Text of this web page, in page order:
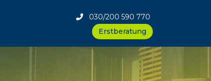
030/200 590 770
Erstberatung